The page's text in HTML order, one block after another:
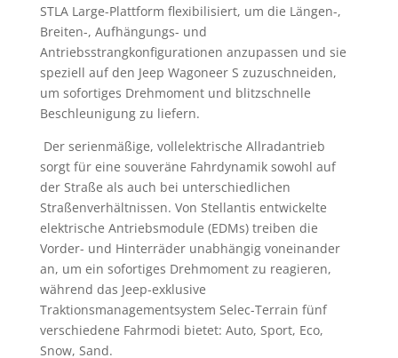
STLA Large-Plattform flexibilisiert, um die Längen-,
Breiten-, Aufhängungs- und
Antriebsstrangkonfigurationen anzupassen und sie
speziell auf den Jeep Wagoneer S zuzuschneiden,
um sofortiges Drehmoment und blitzschnelle
Beschleunigung zu liefern.
Der serienmäßige, vollelektrische Allradantrieb
sorgt für eine souveräne Fahrdynamik sowohl auf
der Straße als auch bei unterschiedlichen
Straßenverhältnissen. Von Stellantis entwickelte
elektrische Antriebsmodule (EDMs) treiben die
Vorder- und Hinterräder unabhängig voneinander
an, um ein sofortiges Drehmoment zu reagieren,
während das Jeep-exklusive
Traktionsmanagementsystem Selec-Terrain fünf
verschiedene Fahrmodi bietet: Auto, Sport, Eco,
Snow, Sand.